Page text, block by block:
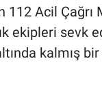
Acil Çağrı
ekipleri sevk
kalmış